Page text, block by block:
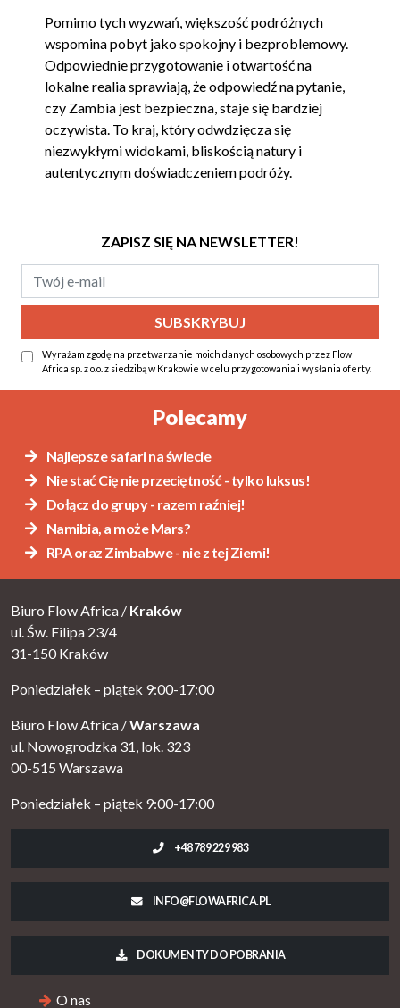
Pomimo tych wyzwań, większość podróżnych
wspomina pobyt jako spokojny i bezproblemowy.
Odpowiednie przygotowanie i otwartość na
lokalne realia sprawiają, że odpowiedź na pytanie,
czy Zambia jest bezpieczna, staje się bardziej
oczywista. To kraj, który odwdzięcza się
niezwykłymi widokami, bliskością natury i
autentycznym doświadczeniem podróży.
ZAPISZ SIĘ NA NEWSLETTER!
Wyrażam zgodę na przetwarzanie moich danych osobowych przez Flow
Africa sp. z o.o. z siedzibą w Krakowie w celu przygotowania i wysłania oferty.
Alternative:
Polecamy
Najlepsze safari na świecie
Nie stać Cię nie przeciętność - tylko luksus!
Dołącz do grupy - razem raźniej!
Namibia, a może Mars?
RPA oraz Zimbabwe - nie z tej Ziemi!
Biuro Flow Africa / Kraków
ul. Św. Filipa 23/4
31-150 Kraków
Poniedziałek – piątek 9:00-17:00
Biuro Flow Africa /Warszawa
ul. Nowogrodzka 31, lok. 323
00-515 Warszawa
Poniedziałek – piątek 9:00-17:00
+48 789 229 983
INFO@FLOWAFRICA.PL
DOKUMENTY DO POBRANIA
O nas